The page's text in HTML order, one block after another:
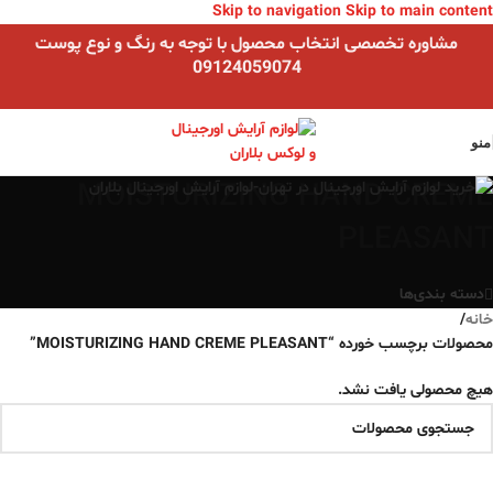
Skip to navigation Skip to main content
مشاوره تخصصی انتخاب محصول با توجه به رنگ و نوع پوست
09124059074
منو
MOISTURIZING HAND CREME
دسته بندی‌ها
خانه/
محصولات برچسب خورده “MOISTURIZING HAND CREME PLEASANT”
هیچ محصولی یافت نشد.